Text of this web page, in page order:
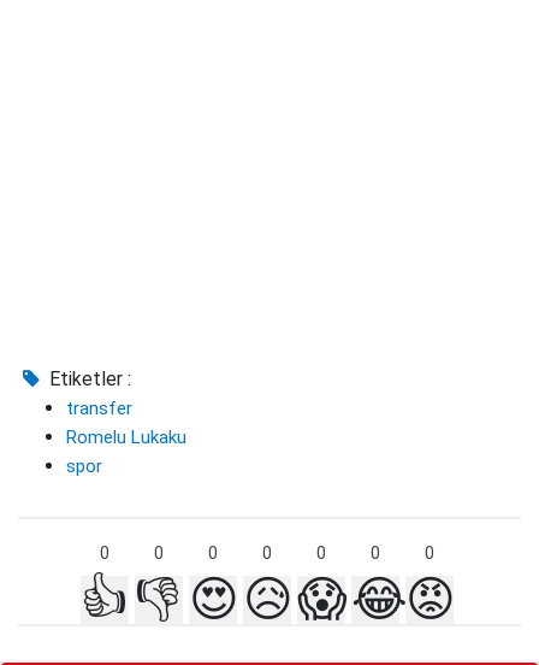
Etiketler :
transfer
Romelu Lukaku
spor
0 0 0 0 0 0 0
👍 👎 😍😥😱😂😡